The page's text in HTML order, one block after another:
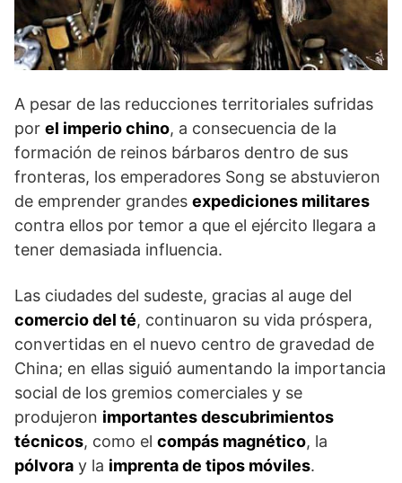
A pesar de las reducciones territoriales sufridas
por el imperio chino, a consecuencia de la
formación de reinos bárbaros dentro de sus
fronteras, los emperadores Song se abstuvieron
de emprender grandes expediciones militares
contra ellos por temor a que el ejército llegara a
tener demasiada influencia.
Las ciudades del sudeste, gracias al auge del
comercio del té, continuaron su vida próspera,
convertidas en el nuevo centro de gravedad de
China; en ellas siguió aumentando la importancia
social de los gremios comerciales y se
produjeron importantes descubrimientos
técnicos, como el compás magnético, la
pólvora y la imprenta de tipos móviles.